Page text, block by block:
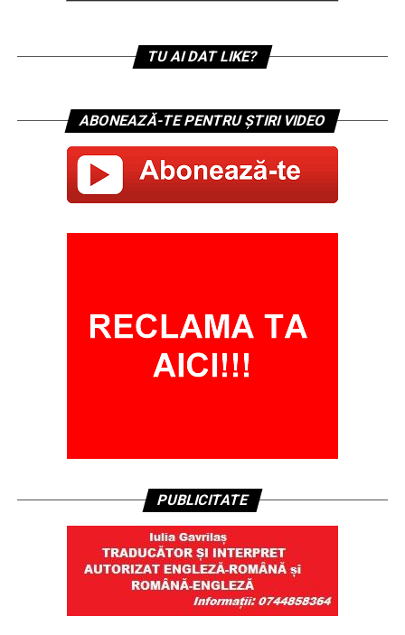
TU AI DAT LIKE?
ABONEAZĂ-TE PENTRU ȘTIRI VIDEO
PUBLICITATE